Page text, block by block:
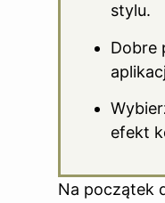
stylu.
Dobre
efekt
Na początek